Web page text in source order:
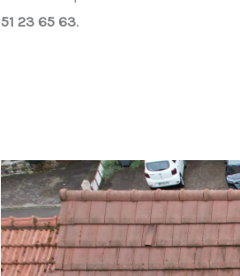
51 23 65 63.